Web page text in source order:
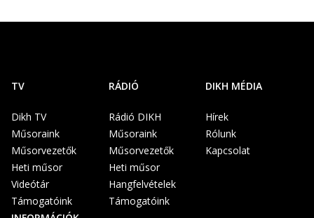
TV
Dikh TV
Műsoraink
Műsorvezetők
Heti műsor
Videótár
Támogatóink
RÁDIÓ
Rádió DIKH
Műsoraink
Műsorvezetők
Heti műsor
Hangfelvételek
Támogatóink
DIKH MÉDIA
Hírek
Rólunk
Kapcsolat